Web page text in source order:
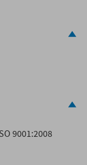
9001:2008